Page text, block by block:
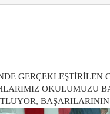
OKULUMUZU